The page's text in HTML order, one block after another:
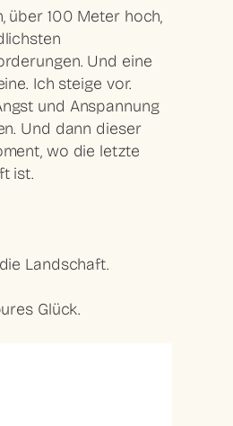
über 100 Meter hoch,
Und eine
Ich steige vor.
und Anspannung
Und dann dieser
wo die letzte
ist.
Landschaft.
Glück.